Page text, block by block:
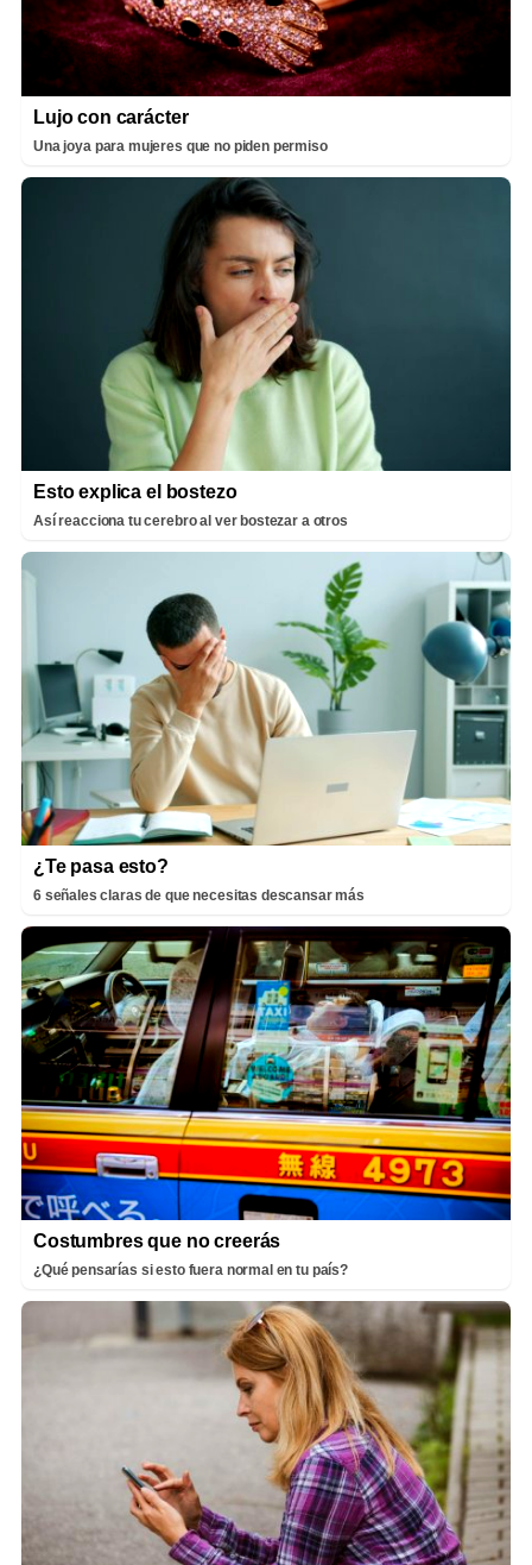
Lujo con carácter
Una joya para mujeres que no piden permiso
Esto explica el bostezo
Así reacciona tu cerebro al ver bostezar a otros
¿Te pasa esto?
6 señales claras de que necesitas descansar más
Costumbres que no creerás
¿Qué pensarías si esto fuera normal en tu país?